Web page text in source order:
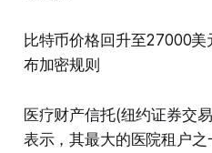
比特币价格回升至27000
布加密规则
医疗财产信托(纽约证券交
表示，其最大的医院租户